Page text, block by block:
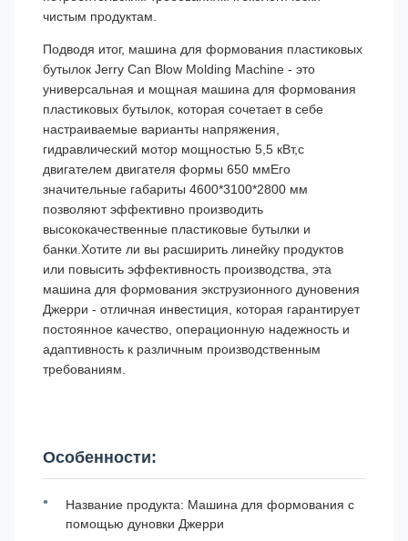
чистым продуктам.
Подводя итог, машина для формования пластиковых
бутылок Jerry Can Blow Molding Machine - это
универсальная и мощная машина для формования
пластиковых бутылок, которая сочетает в себе
настраиваемые варианты напряжения,
гидравлический мотор мощностью 5,5 кВт,с
двигателем двигателя формы 650 ммЕго
значительные габариты 4600*3100*2800 мм
позволяют эффективно производить
высококачественные пластиковые бутылки и
банки.Хотите ли вы расширить линейку продуктов
или повысить эффективность производства, эта
машина для формования экструзионного дуновения
Джерри - отличная инвестиция, которая гарантирует
постоянное качество, операционную надежность и
адаптивность к различным производственным
требованиям.
Особенности:
Название продукта: Машина для формования с
помощью дуновки Джерри